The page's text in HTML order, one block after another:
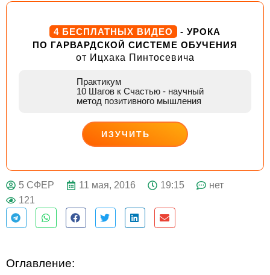
4 БЕСПЛАТНЫХ ВИДЕО
- УРОКА
ПО ГАРВАРДСКОЙ СИСТЕМЕ ОБУЧЕНИЯ
от Ицхака Пинтосевича
Практикум
10 Шагов к Счастью - научный
метод позитивного мышления
ИЗУЧИТЬ
ДЕЙСТВУЙ
5 СФЕР 11 мая, 2016 19:15
нет
121
Оглавление: